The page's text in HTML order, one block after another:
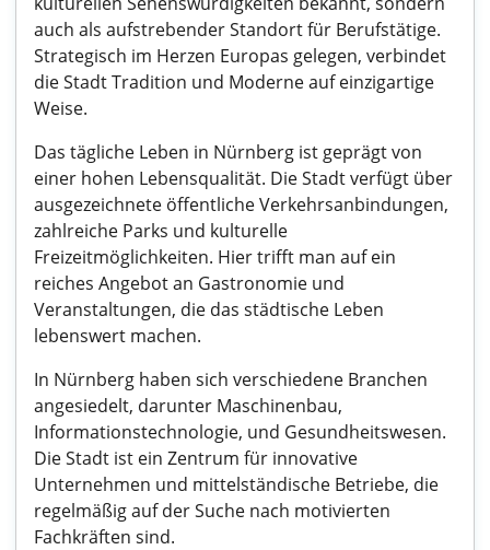
auch als aufstrebender Standort für Berufstätige.
Strategisch im Herzen Europas gelegen, verbindet
die Stadt Tradition und Moderne auf einzigartige
Weise.
Das tägliche Leben in Nürnberg ist geprägt von
einer hohen Lebensqualität. Die Stadt verfügt über
ausgezeichnete öffentliche Verkehrsanbindungen,
zahlreiche Parks und kulturelle
Freizeitmöglichkeiten. Hier trifft man auf ein
reiches Angebot an Gastronomie und
Veranstaltungen, die das städtische Leben
lebenswert machen.
In Nürnberg haben sich verschiedene Branchen
angesiedelt, darunter Maschinenbau,
Informationstechnologie, und Gesundheitswesen.
Die Stadt ist ein Zentrum für innovative
Unternehmen und mittelständische Betriebe, die
regelmäßig auf der Suche nach motivierten
Fachkräften sind.